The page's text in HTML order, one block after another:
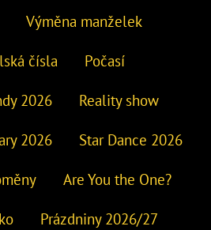
Výměna manželek
čísla Počasí
2026 Reality show
2026 Star Dance 2026
Are You the One?
Prázdniny 2026/27